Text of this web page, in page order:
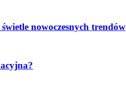
nowoczesnych trendów